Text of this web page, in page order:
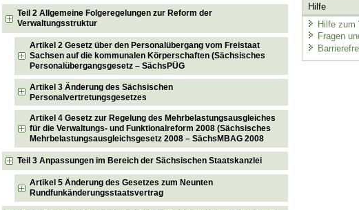
Teil 2 Allgemeine Folgeregelungen zur Reform der
Verwaltungsstruktur
Artikel 2 Gesetz über den Personalübergang vom Freistaat
Sachsen auf die kommunalen Körperschaften (Sächsisches
Personalübergangsgesetz – SächsPÜG
Artikel 3 Änderung des Sächsischen
Personalvertretungsgesetzes
Artikel 4 Gesetz zur Regelung des Mehrbelastungsausgleiches
für die Verwaltungs- und Funktionalreform 2008 (Sächsisches
Mehrbelastungsausgleichsgesetz 2008 – SächsMBAG 2008
Teil 3 Anpassungen im Bereich der Sächsischen Staatskanzlei
Artikel 5 Änderung des Gesetzes zum Neunten
Rundfunkänderungsstaatsvertrag
Hilfe
Hilfe zum
Fragen